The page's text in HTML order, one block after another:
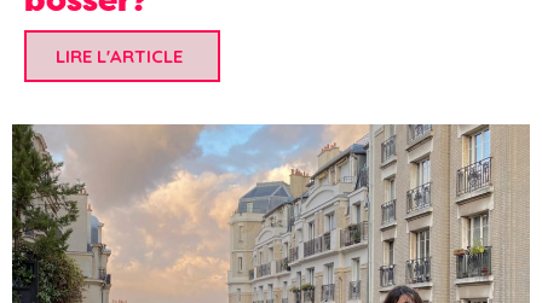
LIRE L'ARTICLE